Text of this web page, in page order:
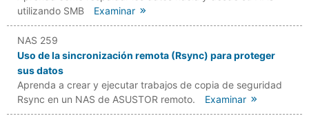
utilizando SMB
Examinar
NAS 259
Uso de la sincronización remota (Rsync) para proteger
sus datos
Aprenda a crear y ejecutar trabajos de copia de seguridad
Rsync en un NAS de ASUSTOR remoto.
Examinar